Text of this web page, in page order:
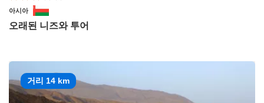
아시아
오래된 니즈와 투어
거리 14 km